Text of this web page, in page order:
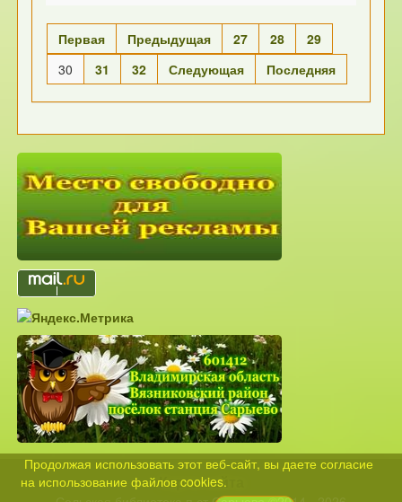
Первая Предыдущая 27 28
29
30
31 32 Следующая Последняя
Продолжая использовать этот веб-сайт, вы даете согласие
на использование файлов cookies.
Карта сайта